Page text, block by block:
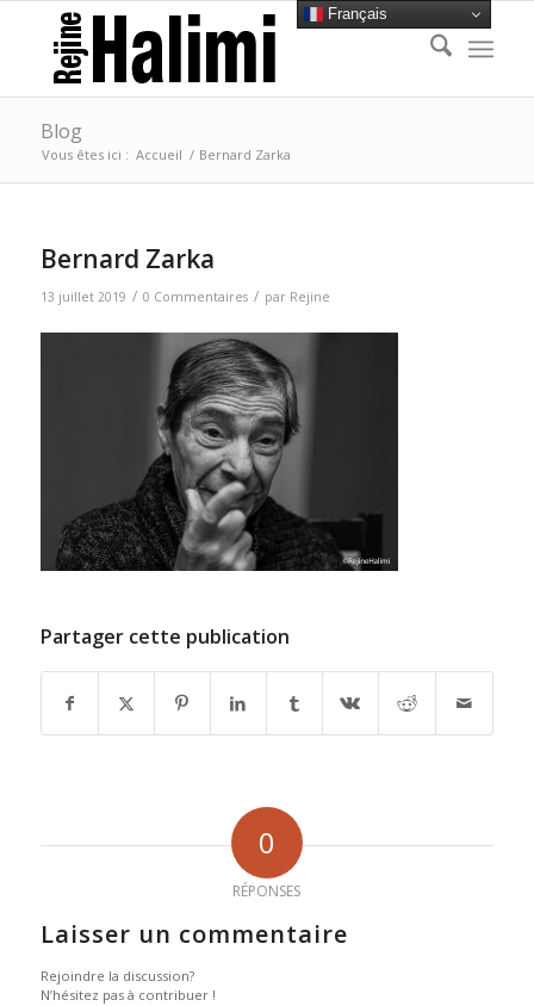
Blog
Vous êtes ici : Accueil / Bernard Zarka
Bernard Zarka
13 juillet 2019 / 0 Commentaires / par Rejine
Partager cette publication
0
RÉPONSES
Laisser un commentaire
Rejoindre la discussion?
N’hésitez pas à contribuer !
Français